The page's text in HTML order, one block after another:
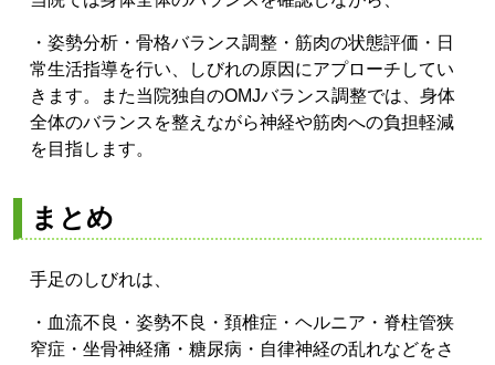
・姿勢分析 ・骨格バランス調整 ・筋肉の状態評価 ・日
常生活指導を行い、しびれの原因にアプローチしてい
きます。
また当院独自のOMJバランス調整では、身体
全体のバランスを整えながら神経や筋肉への負担軽減
を目指します。
まとめ
手足のしびれは、
・血流不良 ・姿勢不良 ・頚椎症・ ヘルニア ・脊柱管狭
窄症 ・坐骨神経痛 ・糖尿病 ・自律神経の乱れなどをさ